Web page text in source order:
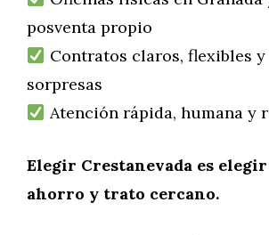
posventa propio
Contratos claros, flexibles
sorpresas
Atención rápida, humana y
Elegir Crestanevada es
ahorro y trato cercano.